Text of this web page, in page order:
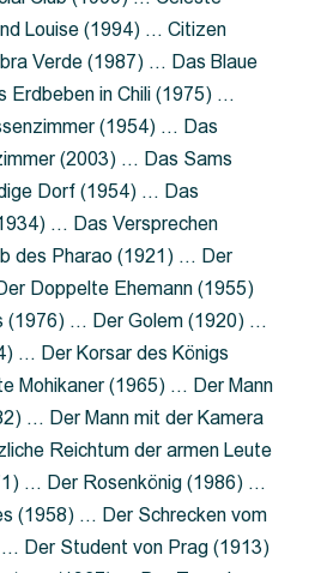
Louise (1994) … Citizen
Verde (1987) … Das Blaue
Erdbeben in Chili (1975) …
(1954) … Das
(2003) … Das Sams
Dorf (1954) … Das
… Das Versprechen
des Pharao (1921) … Der
Doppelte Ehemann (1955)
(1976) … Der Golem (1920) …
… Der Korsar des Königs
Mohikaner (1965) … Der Mann
… Der Mann mit der Kamera
Reichtum der armen Leute
… Der Rosenkönig (1986) …
(1958) … Der Schrecken vom
Der Student von Prag (1913)